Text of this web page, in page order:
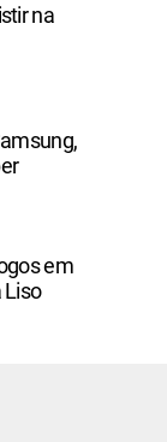
na
em
Liso